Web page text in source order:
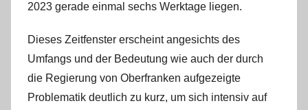
2023 gerade einmal sechs Werktage liegen.
Dieses Zeitfenster erscheint angesichts des
Umfangs und der Bedeutung wie auch der durch
die Regierung von Oberfranken aufgezeigte
Problematik deutlich zu kurz, um sich intensiv auf